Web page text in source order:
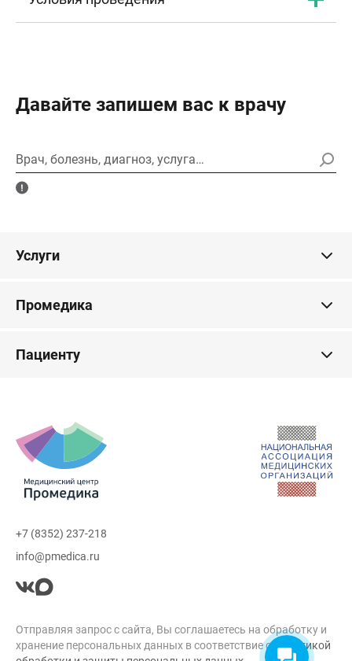
Давайте запишем вас к врачу
Врач, болезнь, диагноз, услуга…
Услуги
Промедика
Пациенту
+7 (8352) 237-218
info@pmedica.ru
Отправляя запрос с сайта, Вы соглашаетесь на обработку и
хранение персональных данных в соответствие с Политикой